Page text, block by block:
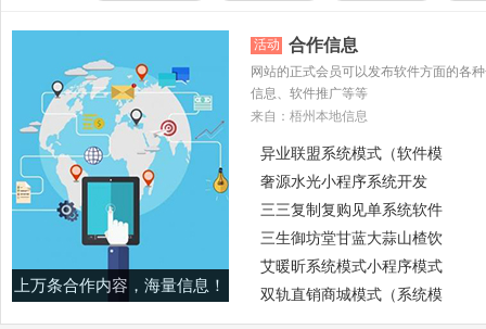
上万条合作内容，海量信息！
活动 合作信息
网站的正式会员可以发布软件方面的各
信息、软件推广等等
来自：梧州本地信息
异业联盟系统模式（软件模
奢源水光小程序系统开发
三三复制复购见单系统软件
三生御坊堂甘蓝大蒜山楂饮
艾暖昕系统模式小程序模式
双轨直销商城模式（系统模